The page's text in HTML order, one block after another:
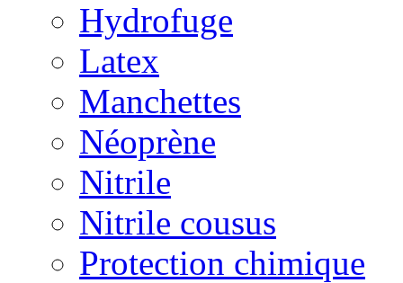
Hydrofuge
Latex
Manchettes
Néoprène
Nitrile
Nitrile cousus
Protection chimique